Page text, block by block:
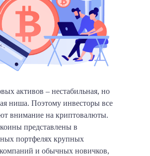
активов – нестабильная, но
ниша. Поэтому инвесторы все
внимание на криптовалюты.
представлены в
портфелях крупных
и обычных новичков,